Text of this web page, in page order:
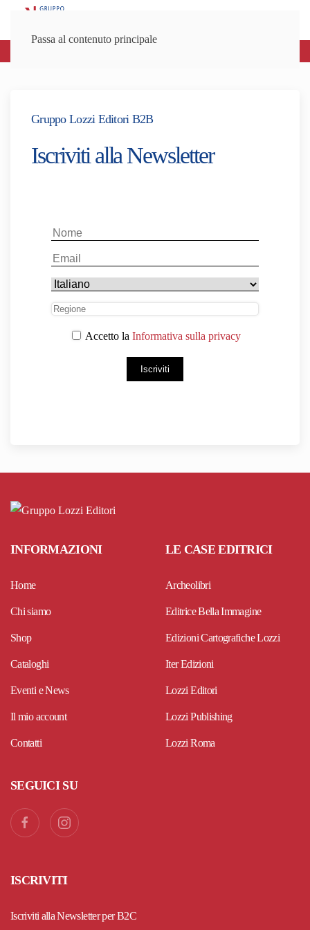
Passa al contenuto principale
Gruppo Lozzi Editori B2B
Iscriviti alla Newsletter
Accetto la Informativa sulla privacy
Iscriviti
INFORMAZIONI
Home
Chi siamo
Shop
Cataloghi
Eventi e News
Il mio account
Contatti
LE CASE EDITRICI
Archeolibri
Editrice Bella Immagine
Edizioni Cartografiche Lozzi
Iter Edizioni
Lozzi Editori
Lozzi Publishing
Lozzi Roma
SEGUICI SU
ISCRIVITI
Iscriviti alla Newsletter per B2C